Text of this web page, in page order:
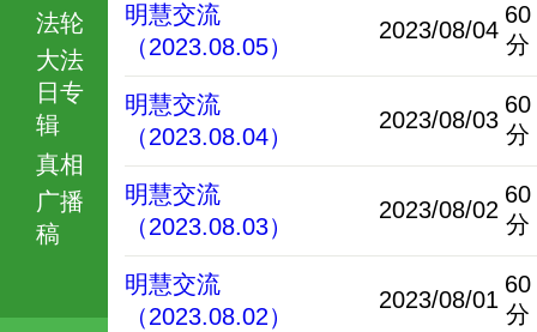
法轮
大法
日专
辑
真相
广播
稿
明慧交流
（2023.08.05）
2023/08/04
60
分
明慧交流
（2023.08.04）
2023/08/03
60
分
明慧交流
（2023.08.03）
2023/08/02
60
分
明慧交流
（2023.08.02）
2023/08/01
60
分